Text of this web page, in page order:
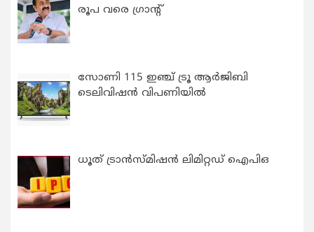
രൂപ വരെ ഗ്രാന്റ്
സോണി 115 ഇഞ്ച് ട്രൂ ആർജിബി
ടെലിവിഷൻ വിപണിയിൽ
ധൂത് ട്രാൻസ്മിഷൻ ലിമിറ്റഡ് ഐപിഒ